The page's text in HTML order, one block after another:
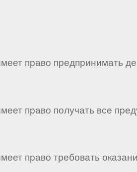
право предпринимать
право получать все
право требовать